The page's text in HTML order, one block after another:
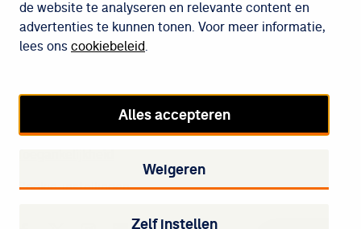
de website te analyseren en relevante content en
advertenties te kunnen tonen. Voor meer informatie,
lees ons cookiebeleid
Alles accepteren
Weigeren
Zelf instellen
Cookie-instellingen